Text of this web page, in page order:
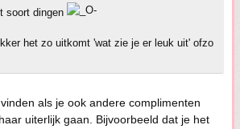
soort dingen
het zo uitkomt 'wat zie je er leuk uit' ofzo
als je ook andere complimenten
uiterlijk gaan. Bijvoorbeeld dat je het